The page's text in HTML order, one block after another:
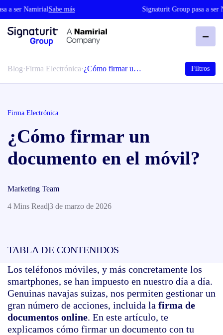
a ser NamirialSabe más Signaturit Group pasa a ser
Blog·Firma Electrónica·¿Cómo firmar u… Filtros
Firma Electrónica
¿Cómo firmar un
documento en el móvil?
Marketing Team
4 Mins Read|3 de marzo de 2026
TABLA DE CONTENIDOS
Los teléfonos móviles, y más concretamente los
smartphones, se han impuesto en nuestro día a día.
Genuinas navajas suizas, nos permiten gestionar un
gran número de acciones, incluida la firma de
documentos online. En este artículo, te
explicamos cómo firmar un documento con tu